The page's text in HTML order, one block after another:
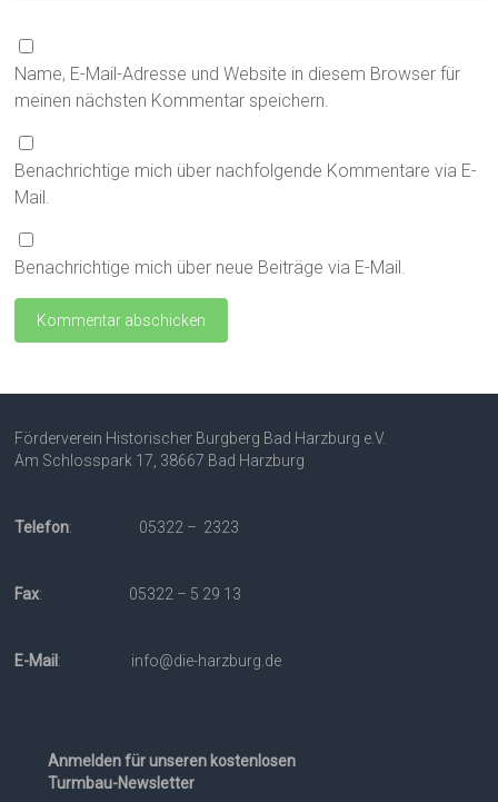
Name, E-Mail-Adresse und Website in diesem Browser für
meinen nächsten Kommentar speichern.
Benachrichtige mich über nachfolgende Kommentare via E-
Mail.
Benachrichtige mich über neue Beiträge via E-Mail.
Förderverein Historischer Burgberg Bad Harzburg e.V.
Am Schlosspark 17, 38667 Bad Harzburg
Telefon: 05322 – 2323
Fax: 05322 – 5 29 13
E-Mail: info@die-harzburg.de
Anmelden für unseren kostenlosen
Turmbau-Newsletter